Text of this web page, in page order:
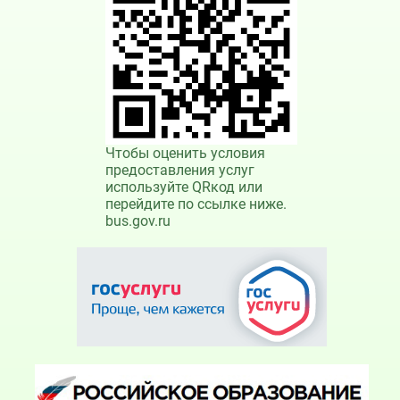
Чтобы оценить условия
предоставления услуг
используйте QRкод или
перейдите по ссылке ниже.
bus.gov.ru